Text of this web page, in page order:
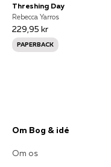
Threshing Day
Rebecca Yarros
229,95 kr
PAPERBACK
Om Bog & idé
Om os